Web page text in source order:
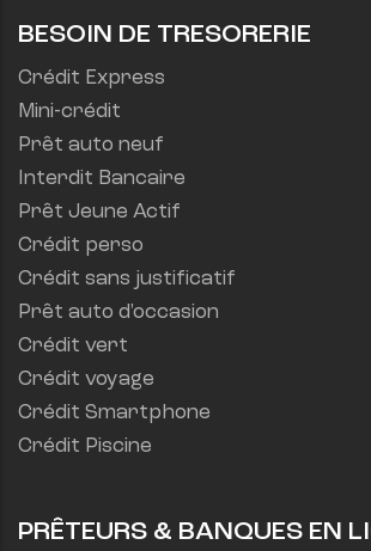
BESOIN DE TRESORERIE
Crédit Express
Mini-crédit
Prêt auto neuf
Interdit Bancaire
Prêt Jeune Actif
Crédit perso
Crédit sans justificatif
Prêt auto d'occasion
Crédit vert
Crédit voyage
Crédit Smartphone
Crédit Piscine
PRÊTEURS & BANQUES EN